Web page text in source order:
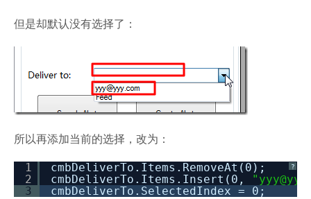
但是却默认没有选择了：
所以再添加当前的选择，改为：
?
1
2
3
cmbDeliverTo.Items.RemoveAt(0);
cmbDeliverTo.Items.Insert(0,
cmbDeliverTo.SelectedIndex = 0;